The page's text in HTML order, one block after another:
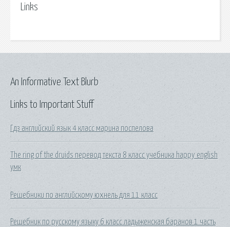
Links
Links to Important Stuff
Гдз английский язык 4 класс марина поспелова
The ring of the druids перевод текста 8 класс учебника happy english
умк
Решебники по английскому юхнель для 11 класс
Решебник по русскому языку 6 класс ладыженская баранов 1 часть
An Informative Text Blurb